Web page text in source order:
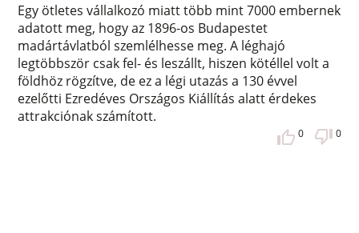
Egy ötletes vállalkozó miatt több mint 7000 embernek
adatott meg, hogy az 1896-os Budapestet
madártávlatból szemlélhesse meg. A léghajó
legtöbbször csak fel- és leszállt, hiszen kötéllel volt a
földhöz rögzítve, de ez a légi utazás a 130 évvel
ezelőtti Ezredéves Országos Kiállítás alatt érdekes
attrakciónak számított.
0 0